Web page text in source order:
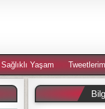
Sağlıklı Yaşam